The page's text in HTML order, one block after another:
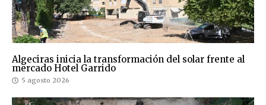
Algeciras inicia la transformación del solar frente al
mercado Hotel Garrido
5 agosto 2026